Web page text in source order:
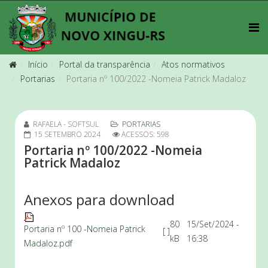
Início Portal da transparência
Atos normativos
Portarias
Portaria nº 100/2022 -Nomeia Patrick Madaloz
RAFAELA - SOFTSUL
PORTARIAS
15 SETEMBRO 2024
ACESSOS: 598
Portaria nº 100/2022 -Nomeia
Patrick Madaloz
Anexos para download
Portaria nº 100 -Nomeia Patrick
Madaloz.pdf
[ ]
80
kB
15/Set/2024 -
16:38